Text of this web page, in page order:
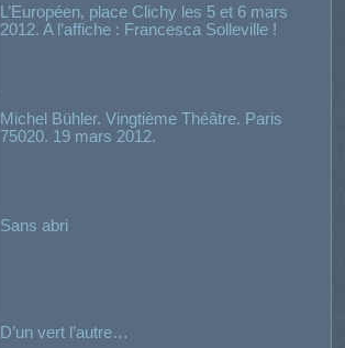
L’Européen, place Clichy les 5 et 6 mars
2012. A l’affiche : Francesca Solleville !
Michel Bühler. Vingtième Théâtre. Paris
75020. 19 mars 2012.
Sans abri
D’un vert l’autre…